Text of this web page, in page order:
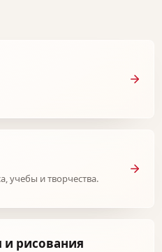
учебы и творчества.
и рисования